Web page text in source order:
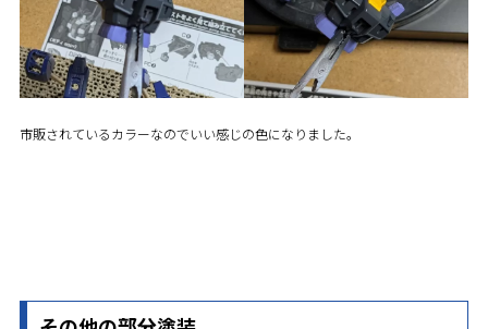
市販されているカラーなのでいい感じの色になりました。